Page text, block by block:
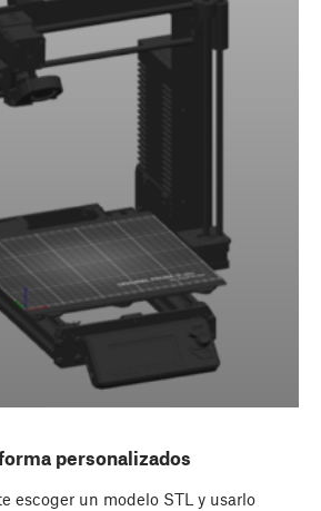
personalizados
escoger un modelo STL y usarlo